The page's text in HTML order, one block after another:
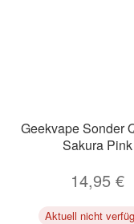
Geekvape Sonder
Sakura Pink
14,95 €
Aktuell nicht